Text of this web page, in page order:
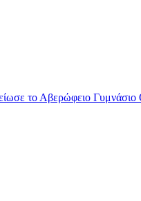
το Αβερώφειο